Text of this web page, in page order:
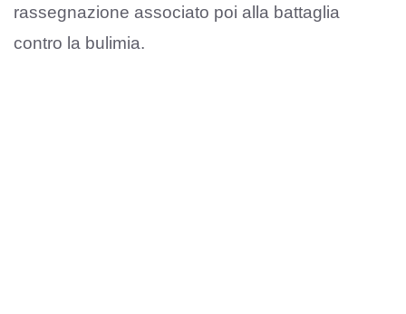
rassegnazione associato poi alla battaglia
contro la bulimia.